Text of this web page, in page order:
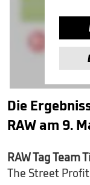
Die
RAW am 9.
RAW Tag Team
The Street